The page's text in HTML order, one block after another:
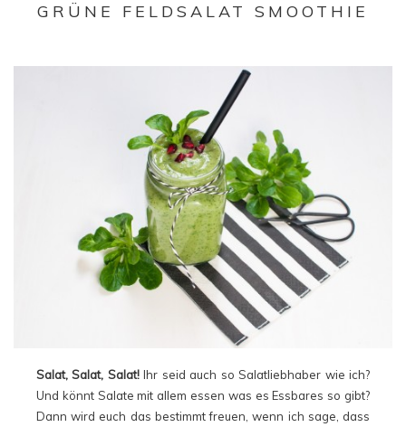
GRÜNE FELDSALAT SMOOTHIE
Salat, Salat, Salat!Ihr seid auch so Salatliebhaber wie ich?
Und könnt Salate mit allem essen was es Essbares so gibt?
Dann wird euch das bestimmt freuen, wenn ich sage, dass